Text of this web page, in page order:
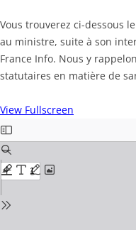
Vous trouverez ci-dessous
au ministre, suite à son
France Info. Nous y
statutaires en matière de
View Fullscreen